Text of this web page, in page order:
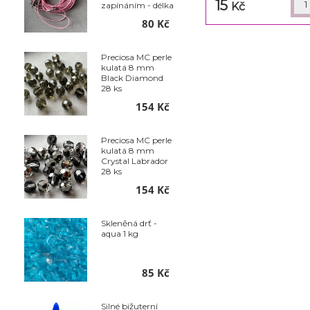
15 Kč
zapínáním - délka
80 Kč
Preciosa MC perle
kulatá 8 mm
Black Diamond
28 ks
154 Kč
Preciosa MC perle
kulatá 8 mm
Crystal Labrador
28 ks
154 Kč
Skleněná drť -
aqua 1 kg
85 Kč
Silné bižuterní